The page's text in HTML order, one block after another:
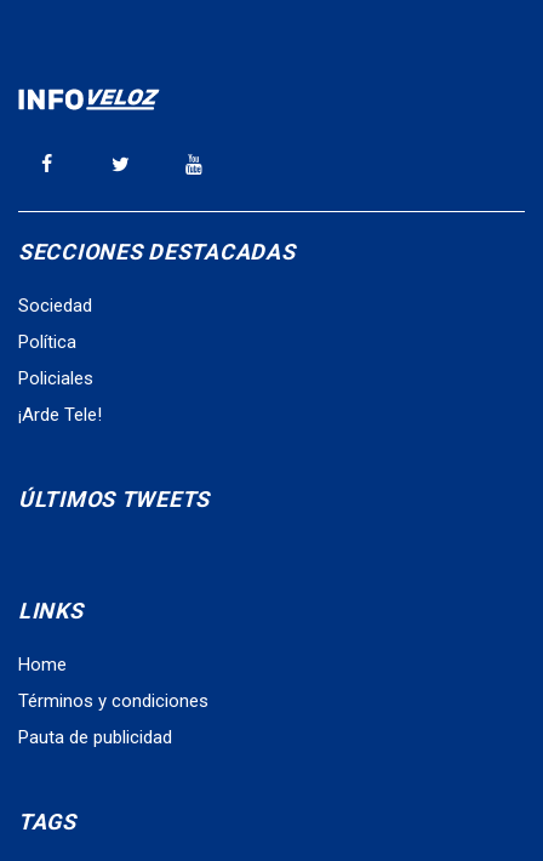
SECCIONES DESTACADAS
Sociedad
Política
Policiales
¡Arde Tele!
ÚLTIMOS TWEETS
LINKS
Home
Términos y condiciones
Pauta de publicidad
TAGS